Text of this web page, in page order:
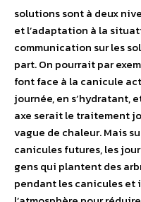
solutions sont à deux
et l’adaptation à la
communication sur les
part. On pourrait par
font face à la canicule
journée, en s’hydratant,
axe serait le traitement
vague de chaleur.Mais
canicules futures, les
gens qui plantent des
pendant les canicules et